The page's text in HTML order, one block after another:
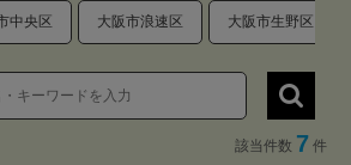
中央区 大阪市浪速区 大阪市生野区
該当件数 7 件